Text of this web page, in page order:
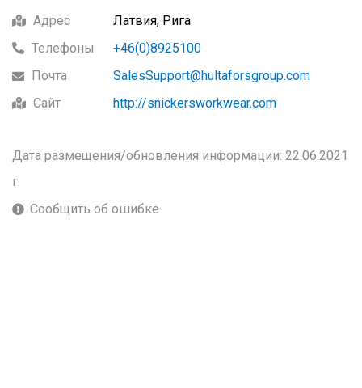
Адрес
Латвия, Рига
Телефоны
+46(0)8925100
Почта
SalesSupport@hultaforsgroup.com
Сайт
http://snickersworkwear.com
Дата размещения/обновления информации: 22.06.2021
г.
Сообщить об ошибке